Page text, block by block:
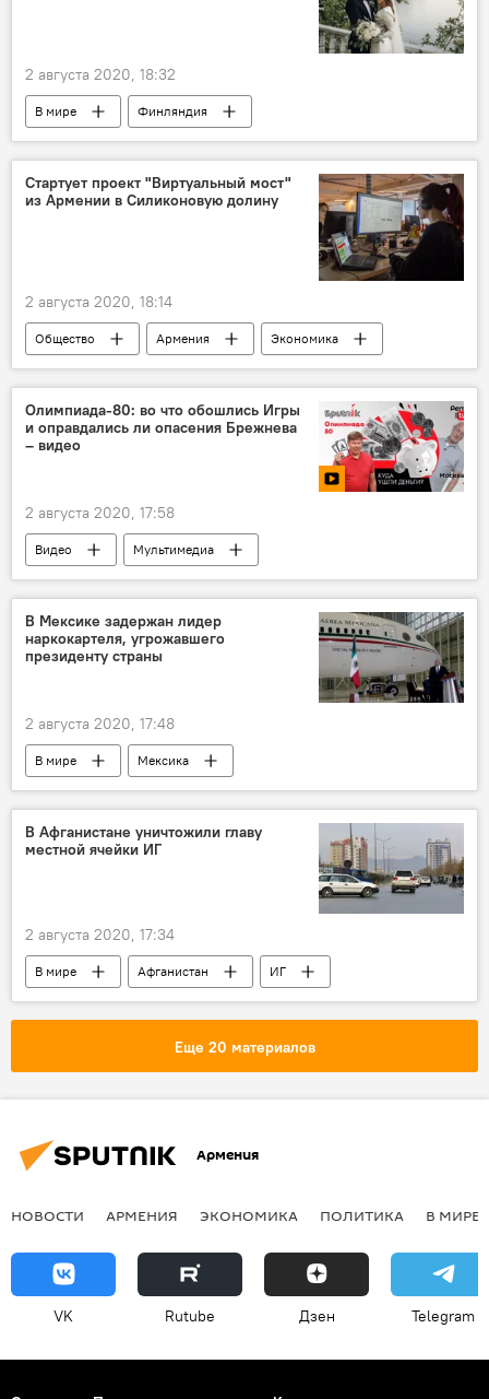
2 августа 2020, 18:32
В мире
Финляндия
премьер-министр
Стартует проект "Виртуальный мост"
из Армении в Силиконовую долину
2 августа 2020, 18:14
Общество Армения
Экономика
Новости Армения
проект
Олимпиада-80: во что обошлись Игры
и оправдались ли опасения Брежнева
– видео
2 августа 2020, 17:58
Видео
Мультимедиа
Олимпиада 1980
организация
Олимпиада
расходы
В Мексике задержан лидер
наркокартеля, угрожавшего
президенту страны
2 августа 2020, 17:48
В мире Мексика
В Афганистане уничтожили главу
местной ячейки ИГ
2 августа 2020, 17:34
В мире Афганистан ИГ
Еще 20 материалов
Армения
НОВОСТИ АРМЕНИЯ ЭКОНОМИКА ПОЛИТИКА В МИРЕ
VK Rutube Дзен Telegram